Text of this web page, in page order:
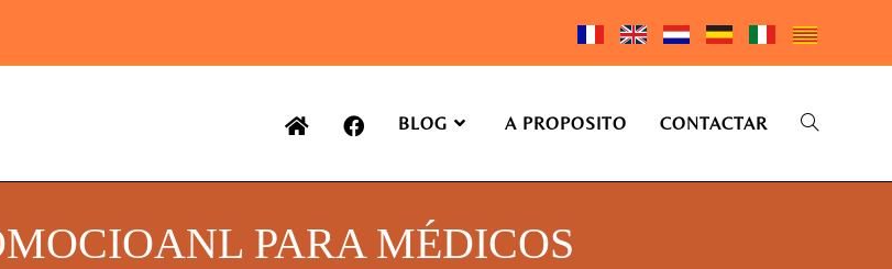
BLOG A PROPOSITO CONTACTAR
PARA MÉDICOS